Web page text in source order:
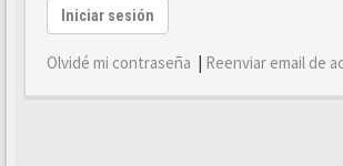
Iniciar sesión
Olvidé mi contraseña | Reenviar email de